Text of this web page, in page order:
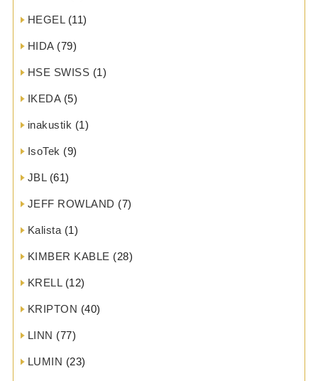
HEGEL(11)
HIDA(79)
HSE SWISS (1)
IKEDA(5)
inakustik (1)
IsoTek (9)
JBL(61)
JEFF ROWLAND (7)
Kalista (1)
KIMBER KABLE (28)
KRELL(12)
KRIPTON (40)
LINN (77)
LUMIN (23)